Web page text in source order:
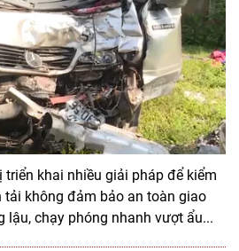
triển khai nhiều giải pháp để kiểm
tải không đảm bảo an toàn giao
lậu, chạy phóng nhanh vượt ẩu...